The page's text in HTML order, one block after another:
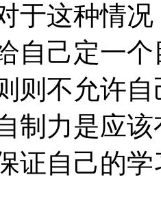
于这种情
自己定一
则不允许
制力是应
证自己的